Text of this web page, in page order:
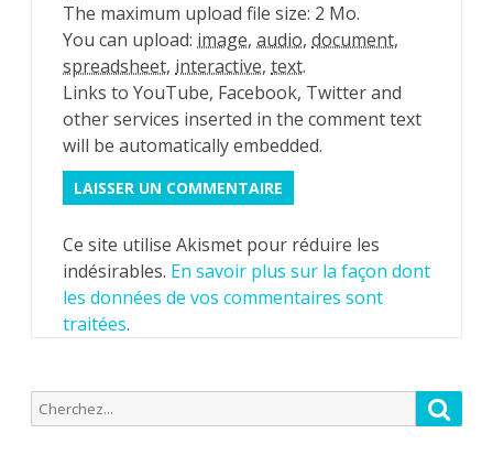
The maximum upload file size: 2 Mo.
You can upload: image, audio, document,
spreadsheet, interactive, text.
Links to YouTube, Facebook, Twitter and
other services inserted in the comment text
will be automatically embedded.
Ce site utilise Akismet pour réduire les
indésirables. En savoir plus sur la façon dont
les données de vos commentaires sont
traitées.
Recherche
pour: